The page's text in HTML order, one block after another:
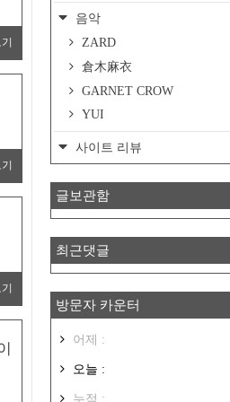
음악
ZARD
倉木麻衣
GARNET CROW
YUI
사이트 리뷰
글보관함
최근댓글
방문자 카운터
어제 :
오늘 :
누적 :